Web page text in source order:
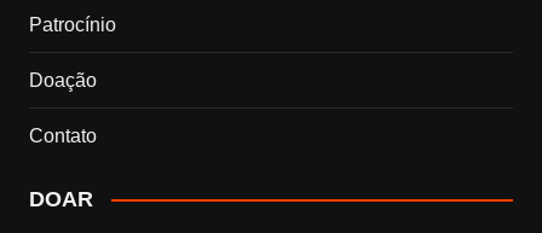
Patrocínio
Doação
Contato
DOAR